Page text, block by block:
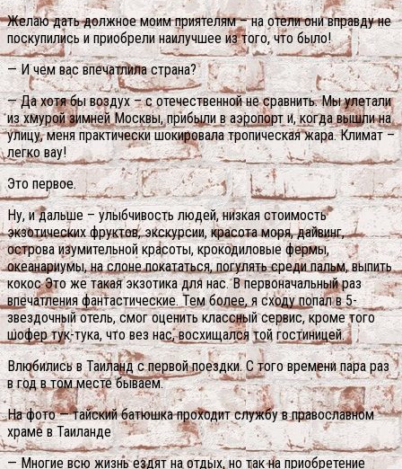
Желаю дать должное моим приятелям – на отели они вправду не
поскупились и приобрели наилучшее из того, что было!
— И чем вас впечатлила страна?
— Да хотя бы воздух – с отечественной не сравнить. Мы улетали
из хмурой зимней Москвы, прибыли в аэропорт и, когда вышли на
улицу, меня практически шокировала тропическая жара. Климат –
легко вау!
Это первое.
Ну, и дальше – улыбчивость людей, низкая стоимость
экзотических фруктов, экскурсии, красота моря, дайвинг,
острова изумительной красоты, крокодиловые фермы,
океанариумы, на слоне покататься, погулять среди пальм, выпить
кокос Это же такая экзотика для нас. В первоначальный раз
впечатления фантастические. Тем более, я сходу попал в 5-
звездочный отель, смог оценить классный сервис, кроме того
шофер тук-тука, что вез нас, восхищался той гостиницей.
Влюбились в Таиланд с первой поездки. С того времени пара раз
в год в том месте бываем.
На фото — тайский батюшка проходит службу в православном
храме в Таиланде
— Многие всю жизнь ездят на отдых, но так на приобретение